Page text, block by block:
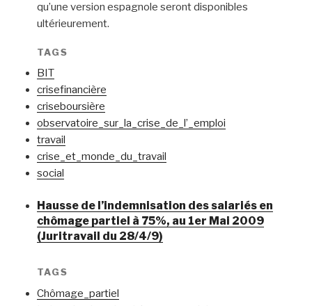
qu’une version espagnole seront disponibles
ultérieurement.
TAGS
BIT
crisefinancière
criseboursière
observatoire_sur_la_crise_de_l’_emploi
travail
crise_et_monde_du_travail
social
Hausse de l’indemnisation des salariés en
chômage partiel à 75%, au 1er Mai 2009
(Juritravail du 28/4/9)
TAGS
Chômage_partiel